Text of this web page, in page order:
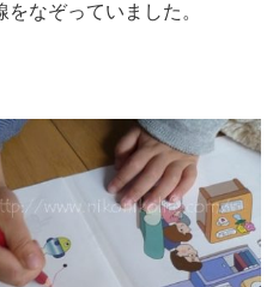
なぞっていました。